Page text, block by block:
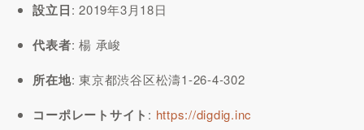
設立日: 2019年3月18日
代表者: 楊 承峻
所在地: 東京都渋谷区松濤1-26-4-302
コーポレートサイト : https://digdig.inc